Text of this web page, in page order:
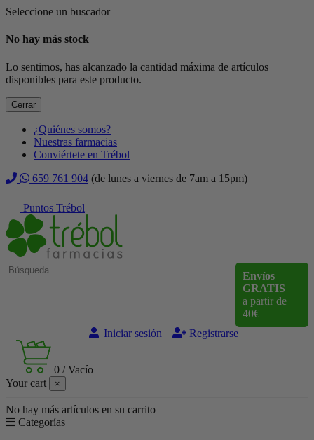
Seleccione un buscador
No hay más stock
Lo sentimos, has alcanzado la cantidad máxima de artículos
disponibles para este producto.
Cerrar
¿Quiénes somos?
Nuestras farmacias
Conviértete en Trébol
659 761 904 (de lunes a viernes de 7am a 15pm)
Puntos Trébol
Envíos
GRATIS
a partir de
40€
Iniciar sesión
Registrarse
0 /Vacío
Your cart
×
No hay más artículos en su carrito
Categorías